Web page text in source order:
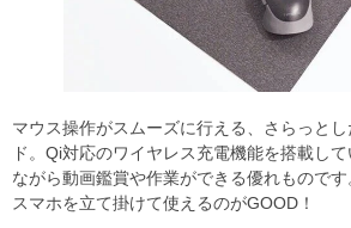
マウス操作がスムーズに行える、さらっと
ド。Qi対応のワイヤレス充電機能を搭載し
ながら動画鑑賞や作業ができる優れもので
スマホを立て掛けて使えるのがGOOD！